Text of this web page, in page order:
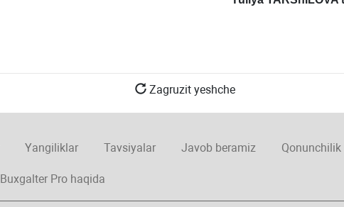
Zagruzit yeshche
Yangiliklar Tavsiyalar Javob beramiz Qonunchilik
Buxgalter Pro haqida